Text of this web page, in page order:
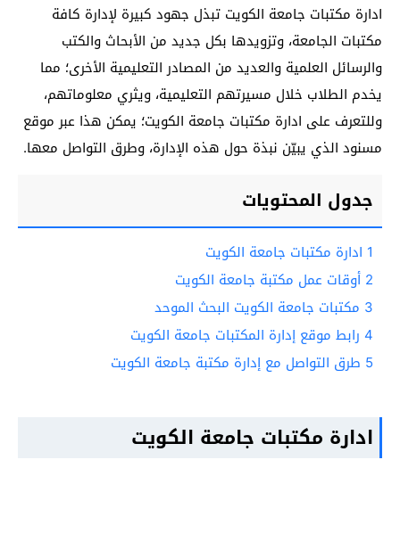
ادارة مكتبات جامعة الكويت تبذل جهود كبيرة لإدارة كافة
مكتبات الجامعة، وتزويدها بكل جديد من الأبحاث والكتب
والرسائل العلمية والعديد من المصادر التعليمية الأخرى؛ مما
يخدم الطلاب خلال مسيرتهم التعليمية، ويثري معلوماتهم،
وللتعرف على ادارة مكتبات جامعة الكويت؛ يمكن هذا عبر موقع
مسنود الذي يبيّن نبذة حول هذه الإدارة، وطرق التواصل معها.
جدول المحتويات
1 ادارة مكتبات جامعة الكويت
2 أوقات عمل مكتبة جامعة الكويت
3 مكتبات جامعة الكويت البحث الموحد
4 رابط موقع إدارة المكتبات جامعة الكويت
5 طرق التواصل مع إدارة مكتبة جامعة الكويت
ادارة مكتبات جامعة الكويت